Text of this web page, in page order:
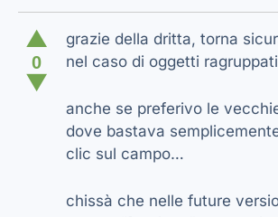
▲
0
▼
grazie della dritta, torna
nel caso di oggetti ragruppati
anche se preferivo le
dove bastava
clic sul campo…
chissà che nelle future